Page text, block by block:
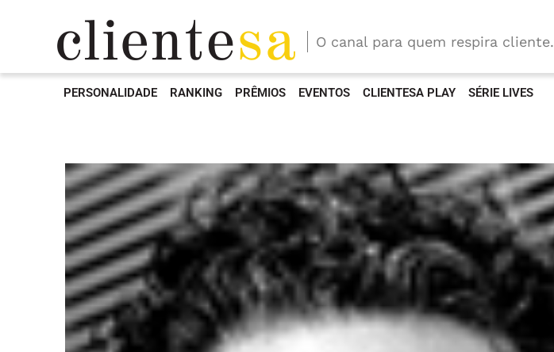
O canal para quem respira cliente.
PERSONALIDADE RANKING PRÊMIOS EVENTOS CLIENTESA PLAY SÉRIE LIVES